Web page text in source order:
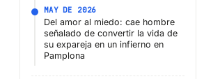
MAY DE 2026
Del amor al miedo: cae hombre
señalado de convertir la vida de
su expareja en un infierno en
Pamplona